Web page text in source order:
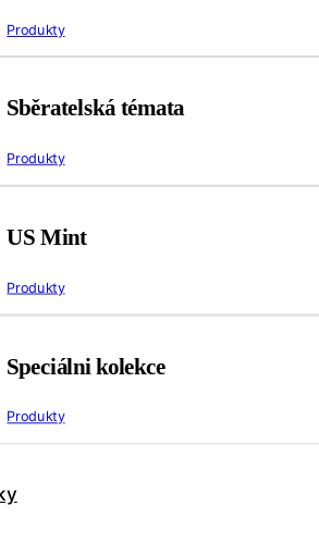
Produkty
Sběratelská témata
Produkty
US Mint
Produkty
Speciálni kolekce
Produkty